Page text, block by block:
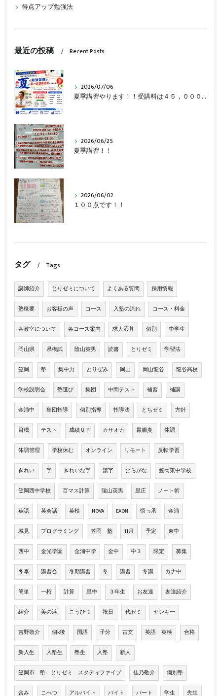
得点アップ勉強法
最近の投稿 Recent Posts
2026/07/06
夏季講習やります！！受講料は４５，０００円～
2026/06/25
夏季講習！！
2026/06/02
１００点です！！
タグ Tags
講師紹介 とりゼミについて よくある質問 採用情報
塾概要 お客様の声 コース 入塾の流れ コース・料金
各教室について 各コース案内 求人応募 個別 中学生
岡山県 県模試 陰山英男 読書 とりゼミ 学習法
笠岡 塾 集中力 とりぜみ 岡山 岡山龍谷 龍谷高校
学校説明会 塾選び 集団 中間テスト 補習 補講
金浦中 集団指導 個別指導 指導法 とちゼミ 方針
目標 テスト 成績ＵＰ カサオカ 胃腸炎 体調
体調管理 学校休む オンライン リモート 反転学習
きれい 字 きれいな字 漢字 ひらがな 笠岡東中学校
笠岡西中学校 百マス計算 隂山英男 里庄 ノート術
英語 英会話 英検 NOVA EAON 悟っ承 金浦
城見 プログラミング 笠岡 塾 11月 予定 東中
西中 金光学園 金浦中学 金中 中３ 限定 募集
冬季 講習会 冬期講習 冬 講習 冬講 カナ中
簡単 一桁 計算 里中 ３年生 お友達 友達紹介
紹介 美の浜 こうひつ 祝日 代ゼミ ヤンキー
吉野敬介 個k後 国語 子分 古文 英語 英検 合格
新入生 入塾生 塾生 入塾 新人
笠岡市 塾 とりゼミ スタディファイブ 佳乃敬介 個別塾
含み こべつ アルバイト バイト パート 学生 先生